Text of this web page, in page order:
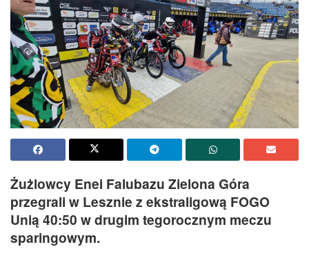
Żużlowcy Enei Falubazu Zielona Góra
przegrali w Lesznie z ekstraligową FOGO
Unią 40:50 w drugim tegorocznym meczu
sparingowym.